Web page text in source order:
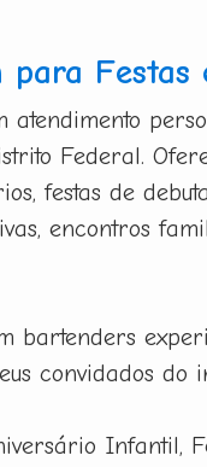
Festas
atendimento
Federal.
festas de
encontros
bartenders
convidados do
Infantil,